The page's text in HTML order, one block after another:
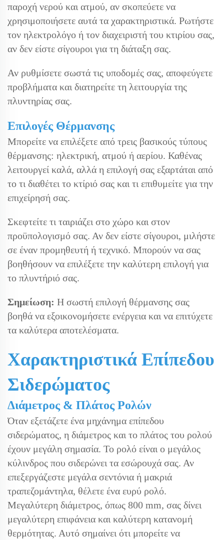
παροχή νερού και ατμού, αν σκοπεύετε να
χρησιμοποιήσετε αυτά τα χαρακτηριστικά. Ρωτήστε
τον ηλεκτρολόγο ή τον διαχειριστή του κτιρίου σας,
αν δεν είστε σίγουροι για τη διάταξη σας.
Αν ρυθμίσετε σωστά τις υποδομές σας, αποφεύγετε
προβλήματα και διατηρείτε τη λειτουργία της
πλυντηρίας σας.
Επιλογές Θέρμανσης
Μπορείτε να επιλέξετε από τρεις βασικούς τύπους
θέρμανσης: ηλεκτρική, ατμού ή αερίου. Καθένας
λειτουργεί καλά, αλλά η επιλογή σας εξαρτάται από
το τι διαθέτει το κτίριό σας και τι επιθυμείτε για την
επιχείρησή σας.
Σκεφτείτε τι ταιριάζει στο χώρο και στον
προϋπολογισμό σας. Αν δεν είστε σίγουροι, μιλήστε
σε έναν προμηθευτή ή τεχνικό. Μπορούν να σας
βοηθήσουν να επιλέξετε την καλύτερη επιλογή για
το πλυντήριό σας.
Σημείωση: Η σωστή επιλογή θέρμανσης σας
βοηθά να εξοικονομήσετε ενέργεια και να επιτύχετε
τα καλύτερα αποτελέσματα.
Χαρακτηριστικά Επίπεδου
Σιδερώματος
Διάμετρος & Πλάτος Ρολών
Όταν εξετάζετε ένα μηχάνημα επίπεδου
σιδερώματος, η διάμετρος και το πλάτος του ρολού
έχουν μεγάλη σημασία. Το ρολό είναι ο μεγάλος
κύλινδρος που σιδερώνει τα εσώρουχά σας. Αν
επεξεργάζεστε μεγάλα σεντόνια ή μακριά
τραπεζομάντηλα, θέλετε ένα ευρύ ρολό.
Μεγαλύτερη διάμετρος, όπως 800 mm, σας δίνει
μεγαλύτερη επιφάνεια και καλύτερη κατανομή
θερμότητας. Αυτό σημαίνει ότι μπορείτε να